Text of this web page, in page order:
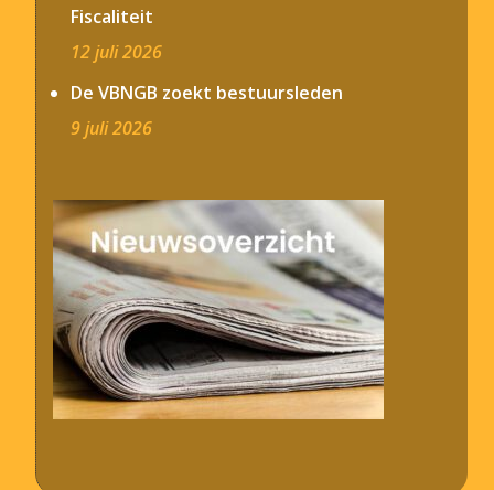
Fiscaliteit
12 juli 2026
De VBNGB zoekt bestuursleden
9 juli 2026